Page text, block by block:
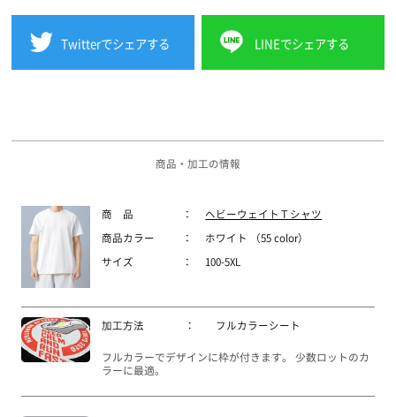
Twitterでシェアする LINEでシェアする
商品・加工の情報
商 品 ： ヘビーウェイトＴシャツ
商品カラー ： ホワイト （55 color）
サイズ ： 100-5XL
加工方法 ： フルカラーシート
フルカラーでデザインに枠が付きます。 少数ロットのカ
ラーに最適。